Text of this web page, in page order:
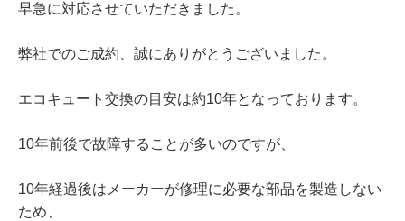
早急に対応させていただきました。
弊社でのご成約、誠にありがとうございました。
エコキュート交換の目安は約10年となっております。
10年前後で故障することが多いのですが、
10年経過後はメーカーが修理に必要な部品を製造しない
ため、